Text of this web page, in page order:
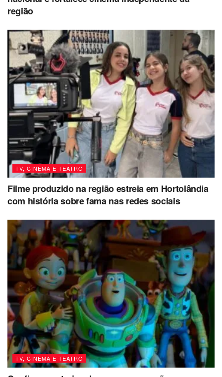
região
TV, CINEMA E TEATRO
Filme produzido na região estreia em Hortolândia
com história sobre fama nas redes sociais
TV, CINEMA E TEATRO